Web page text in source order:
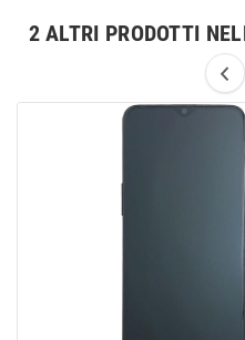
2 ALTRI PRODOTTI